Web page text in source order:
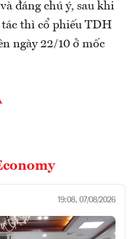
đáng chú ý, sau khi
thì cổ phiếu TDH
ngày 22/10 ở mốc
19:08, 07/08/2026